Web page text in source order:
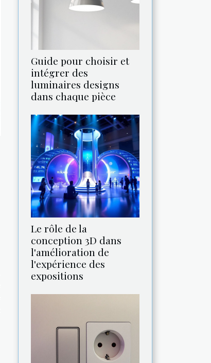
Guide pour choisir et
intégrer des
luminaires designs
dans chaque pièce
Le rôle de la
conception 3D dans
l'amélioration de
l'expérience des
expositions